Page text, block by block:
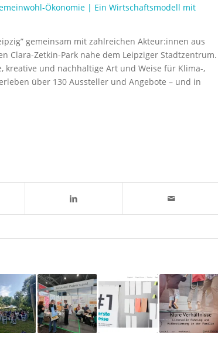
Ökonomie | Ein Wirtschaftsmodell mit
gemeinsam mit zahlreichen Akteur:innen aus
Clara-Zetkin-Park nahe dem Leipziger Stadtzentrum.
kreative und nachhaltige Art und Weise für Klima-,
über 130 Aussteller und Angebote – und in